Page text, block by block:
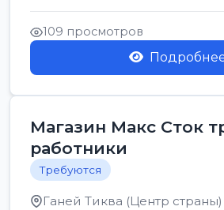
позицию возможна дом...
109 просмотров
Магазин Макс Сток
работники
Требуются
Ганей Тиква (Центр страны)